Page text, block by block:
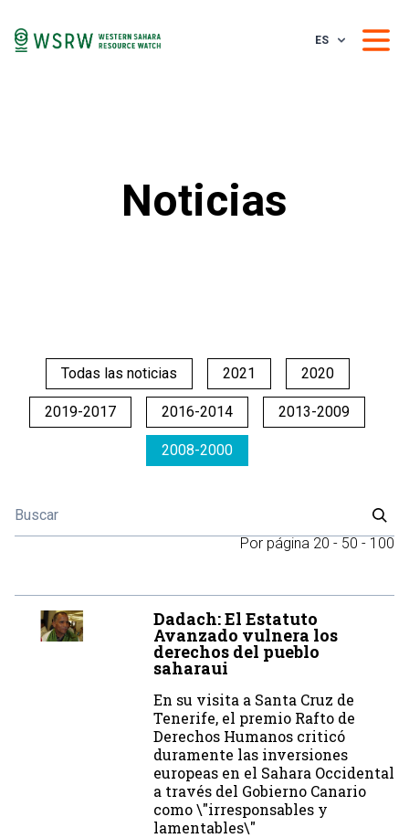
ES
Noticias
Todas las noticias 2021 2020
2019-2017 2016-2014 2013-2009
2008-2000
Por página 20 - 50 - 100
Dadach: El Estatuto
Avanzado vulnera los
derechos del pueblo
saharaui
En su visita a Santa Cruz de
Tenerife, el premio Rafto de
Derechos Humanos criticó
duramente las inversiones
europeas en el Sahara Occidental
a través del Gobierno Canario
como \"irresponsables y
lamentables\"